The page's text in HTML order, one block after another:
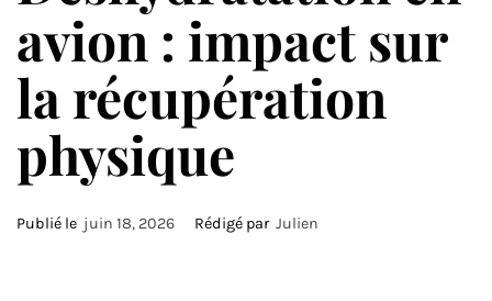
avion : impact sur
la récupération
physique
Publié le juin 18, 2026 Rédigé par Julien